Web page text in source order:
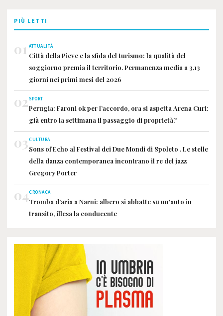
PIÙ LETTI
01 ATTUALITÀ
Città della Pieve e la sfida del turismo: la qualità del
soggiorno premia il territorio. Permanenza media a 3,13
giorni nei primi mesi del 2026
02SPORT
Perugia: Faroni ok per l’accordo, ora si aspetta Arena Curi:
già entro la settimana il passaggio di proprietà?
03CULTURA
Sons of Echo al Festival dei Due Mondi di Spoleto . Le stelle
della danza contemporanea incontrano il re del jazz
Gregory Porter
04CRONACA
Tromba d'aria a Narni: albero si abbatte su un'auto in
transito, illesa la conducente